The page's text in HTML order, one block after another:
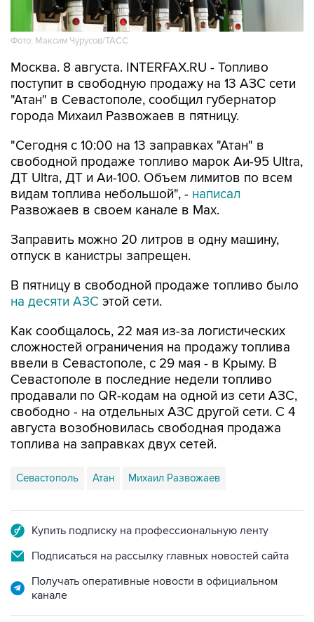
Фото: Максим Чурусов/ТАСС
Москва. 8 августа. INTERFAX.RU - Топливо
поступит в свободную продажу на 13 АЗС сети
"Атан" в Севастополе, сообщил губернатор
города Михаил Развожаев в пятницу.
"Сегодня с 10:00 на 13 заправках "Атан" в
свободной продаже топливо марок Аи-95 Ultra,
ДТ Ultra, ДТ и Аи-100. Объем лимитов по всем
видам топлива небольшой", - написал
Развожаев в своем канале в Max.
Заправить можно 20 литров в одну машину,
отпуск в канистры запрещен.
В пятницу в свободной продаже топливо было
на десяти АЗС этой сети.
Как сообщалось, 22 мая из-за логистических
сложностей ограничения на продажу топлива
ввели в Севастополе, с 29 мая - в Крыму. В
Севастополе в последние недели топливо
продавали по QR-кодам на одной из сети АЗС,
свободно - на отдельных АЗС другой сети. С 4
августа возобновилась свободная продажа
топлива на заправках двух сетей.
Севастополь Атан Михаил Развожаев
Купить подписку на профессиональную ленту
Подписаться на рассылку главных новостей сайта
Получать оперативные новости в официальном
канале